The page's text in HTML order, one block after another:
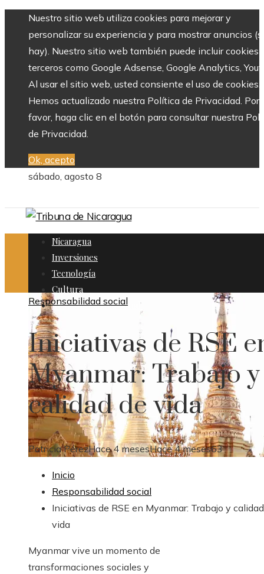
Nuestro sitio web utiliza cookies para mejorar y
personalizar su experiencia y para mostrar anuncios
hay). Nuestro sitio web también puede incluir cookies
terceros como Google Adsense, Google Analytics,
Al usar el sitio web, usted consiente el uso de cookies.
Hemos actualizado nuestra Política de Privacidad. Por
favor, haga clic en el botón para consultar nuestra
de Privacidad.
Ok, acepto
sábado, agosto 8
Nicaragua
Inversiones
Tecnología
Cultura
Responsabilidad social
Responsabilidad social
Iniciativas de RSE
Myanmar: Trabajo y
calidad de vida
Patricia PérezHace 4 mesesHace 4 meses63
Inicio
Responsabilidad social
Iniciativas de RSE en Myanmar: Trabajo y
vida
Myanmar vive un momento de
transformaciones sociales y